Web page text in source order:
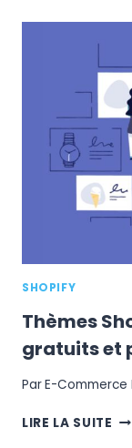
EN
SHOPIFY
Thèmes
gratuits et
ParE-Commerce
LIRE LA SUITE